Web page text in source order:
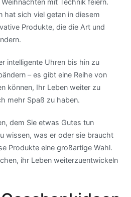
hat sich viel getan in diesem
Produkte, die die Art und
intelligente Uhren bis hin zu
– es gibt eine Reihe von
können, Ihr Leben weiter zu
mehr Spaß zu haben.
dem Sie etwas Gutes tun
wissen, was er oder sie braucht
Produkte eine großartige Wahl.
ihr Leben weiterzuentwickeln